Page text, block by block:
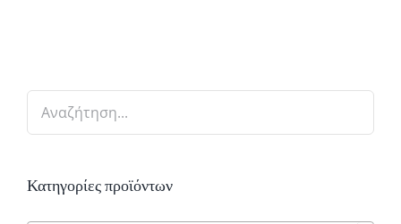
Κατηγορίες προϊόντων